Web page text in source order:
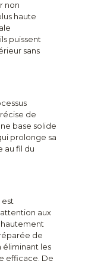
non
haute
puissent
sans
de
base solide
prolonge sa
au fil du
est
aux
hautement
de
éliminant les
efficace. De